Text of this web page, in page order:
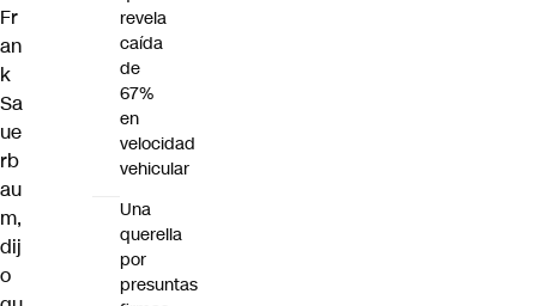
Fr
an
k
Sa
ue
rb
au
m,
dij
o
revela
caída
de
67%
en
velocidad
vehicular
Una
querella
por
presuntas